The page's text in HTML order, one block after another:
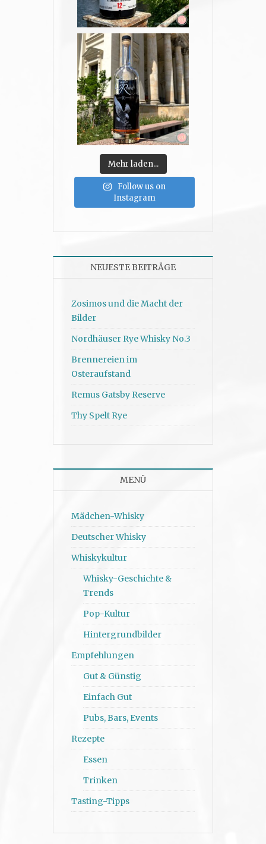
Mehr laden...
Follow us on
Instagram
NEUESTE BEITRÄGE
Zosimos und die Macht der
Bilder
Nordhäuser Rye Whisky No.3
Brennereien im
Osteraufstand
Remus Gatsby Reserve
Thy Spelt Rye
MENÜ
Mädchen-Whisky
Deutscher Whisky
Whiskykultur
Whisky-Geschichte &
Trends
Pop-Kultur
Hintergrundbilder
Empfehlungen
Gut & Günstig
Einfach Gut
Pubs, Bars, Events
Rezepte
Essen
Trinken
Tasting-Tipps